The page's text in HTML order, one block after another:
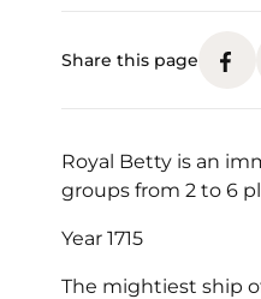
Share this page
Royal Betty is an
groups from 2 to 6
Year 1715
The mightiest ship